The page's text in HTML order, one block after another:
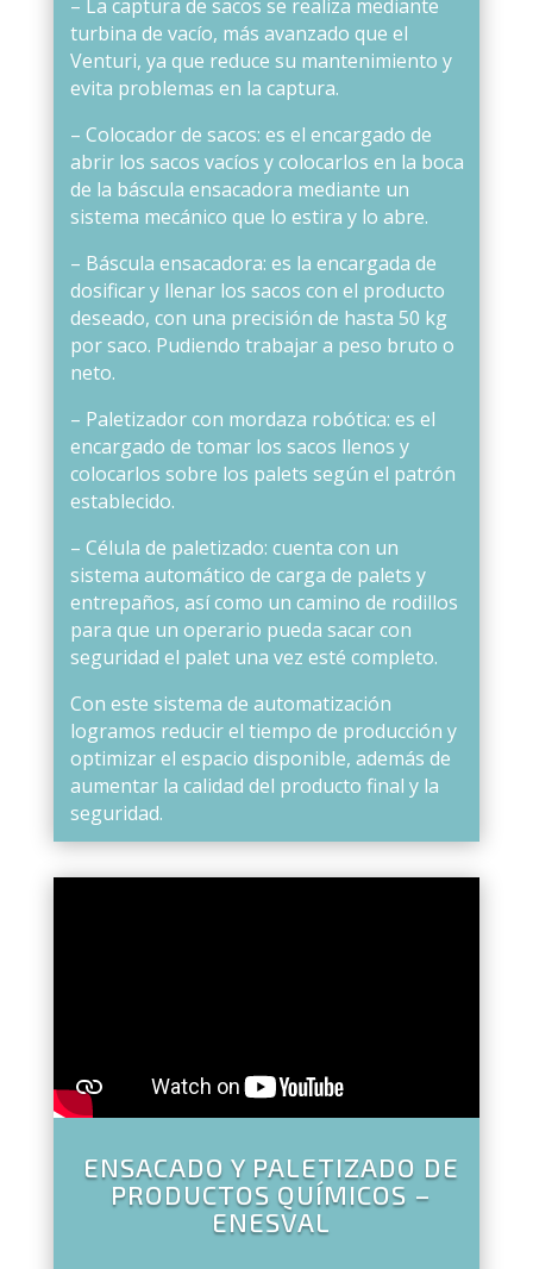
– La captura de sacos se realiza mediante
turbina de vacío, más avanzado que el
Venturi, ya que reduce su mantenimiento y
evita problemas en la captura.
– Colocador de sacos: es el encargado de
abrir los sacos vacíos y colocarlos en la boca
de la báscula ensacadora mediante un
sistema mecánico que lo estira y lo abre.
– Báscula ensacadora: es la encargada de
dosificar y llenar los sacos con el producto
deseado, con una precisión de hasta 50 kg
por saco. Pudiendo trabajar a peso bruto o
neto.
– Paletizador con mordaza robótica: es el
encargado de tomar los sacos llenos y
colocarlos sobre los palets según el patrón
establecido.
– Célula de paletizado: cuenta con un
sistema automático de carga de palets y
entrepaños, así como un camino de rodillos
para que un operario pueda sacar con
seguridad el palet una vez esté completo.
Con este sistema de automatización
logramos reducir el tiempo de producción y
optimizar el espacio disponible, además de
aumentar la calidad del producto final y la
seguridad.
ENSACADO Y PALETIZADO DE
PRODUCTOS QUÍMICOS –
ENESVAL